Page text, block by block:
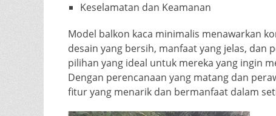
Keselamatan dan Keamanan
Model balkon kaca minimalis menawarkan
desain yang bersih, manfaat yang jelas,
pilihan yang ideal untuk mereka yang ingin
Dengan perencanaan yang matang dan
fitur yang menarik dan bermanfaat dalam